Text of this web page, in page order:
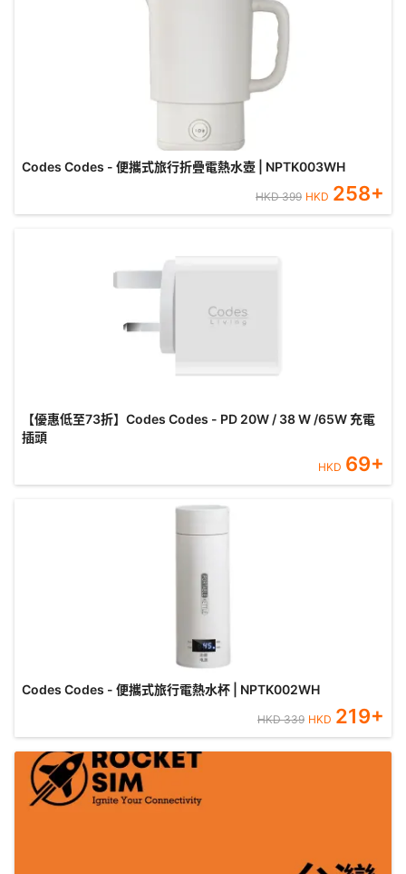
Codes Codes - 便攜式旅行折疊電熱水壺 | NPTK003WH
HKD399 HKD 258+
【優惠低至73折】Codes Codes - PD 20W / 38 W /65W 充電
插頭
HKD 69+
Codes Codes - 便攜式旅行電熱水杯 | NPTK002WH
HKD339 HKD 219+